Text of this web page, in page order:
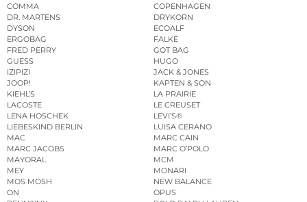
COMMA
COPENHAGEN
DR. MARTENS
DRYKORN
DYSON
ECOALF
ERGOBAG
FALKE
FRED PERRY
GOT BAG
GUESS
HUGO
IZIPIZI
JACK & JONES
JOOP!
KAPTEN & SON
KIEHL’S
LA PRAIRIE
LACOSTE
LE CREUSET
LENA HOSCHEK
LEVI’S®
LIEBESKIND BERLIN
LUISA CERANO
MAC
MARC CAIN
MARC JACOBS
MARC O’POLO
MAYORAL
MCM
MEY
MONARI
MOS MOSH
NEW BALANCE
ON
OPUS